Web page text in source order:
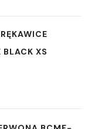
BLACK XS